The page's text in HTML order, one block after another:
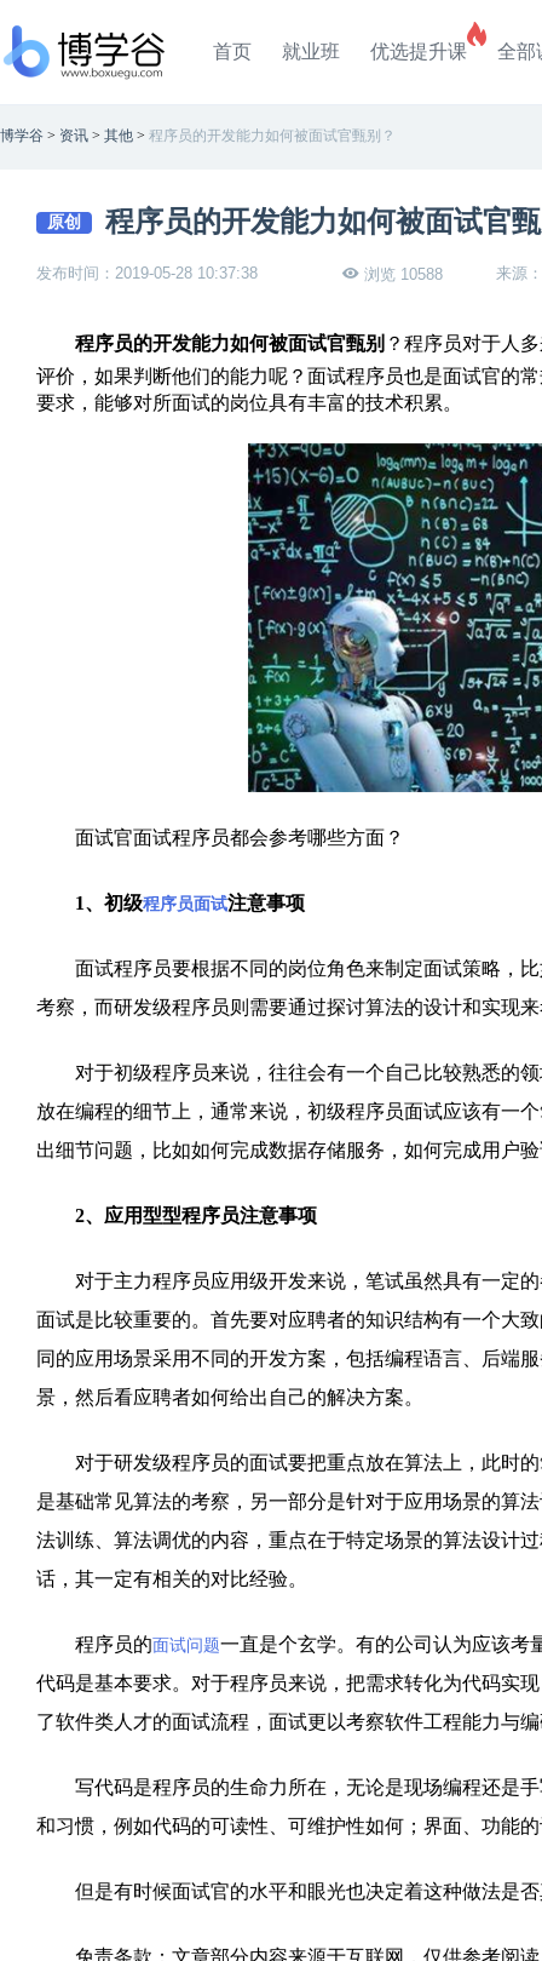
首页 就业班 优选提升课 全部
博学谷 > 资讯 > 其他 > 程序员的开发能力如何被面试官甄别？
原创 程序员的开发能力如何被面试官
发布时间：2019-05-28 10:37:38 浏览 10588 来源
程序员的开发能力如何被面试官甄别 ？程序员对于人
评价，如果判断他们的能力呢？面试程序员也是面试官的
要求，能够对所面试的岗位具有丰富的技术积累。
面试官面试程序员都会参考哪些方面？
1、初级程序员面试注意事项
面试程序员要根据不同的岗位角色来制定面试策略，比
考察，而研发级程序员则需要通过探讨算法的设计和实现
对于初级程序员来说，往往会有一个自己比较熟悉的领
放在编程的细节上，通常来说，初级程序员面试应该有一
出细节问题，比如如何完成数据存储服务，如何完成用户
2、应用型型程序员注意事项
对于主力程序员应用级开发来说，笔试虽然具有一定的
面试是比较重要的。首先要对应聘者的知识结构有一个大
同的应用场景采用不同的开发方案，包括编程语言、后端
景，然后看应聘者如何给出自己的解决方案。
对于研发级程序员的面试要把重点放在算法上，此时的
是基础常见算法的考察，另一部分是针对于应用场景的算
法训练、算法调优的内容，重点在于特定场景的算法设计
话，其一定有相关的对比经验。
程序员的面试问题一直是个玄学。有的公司认为应该考
代码是基本要求。对于程序员来说，把需求转化为代码实
了软件类人才的面试流程，面试更以考察软件工程能力与
写代码是程序员的生命力所在，无论是现场编程还是手
和习惯，例如代码的可读性、可维护性如何；界面、功能
但是有时候面试官的水平和眼光也决定着这种做法是否
免责条款：文章部分内容来源于互联网，仅供参考阅读